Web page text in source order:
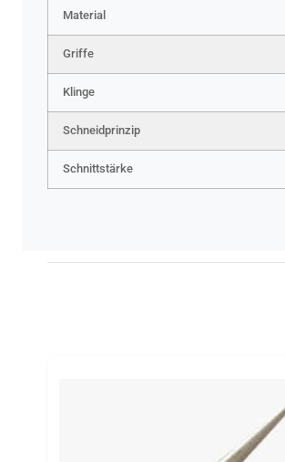
Material
Griffe
Klinge
Schneidprinzip
Schnittstärke